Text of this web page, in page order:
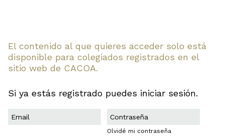
El contenido al que quieres acceder solo está
disponible para colegiados registrados en el
sitio web de CACOA.
Si ya estás registrado puedes iniciar sesión.
Olvidé mi contraseña